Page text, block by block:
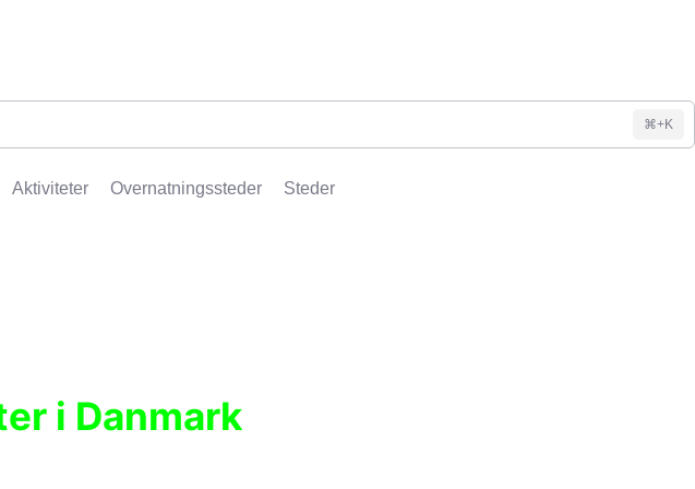
⌘+K
Aktiviteter Overnatningssteder Steder
i Danmark